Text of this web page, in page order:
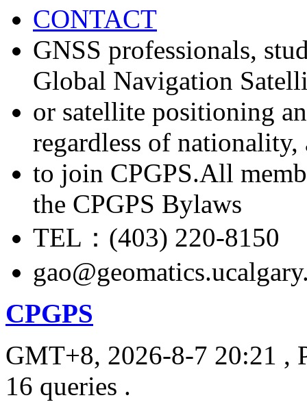
CONTACT
GNSS professionals,
Global Navigation
or satellite positioning
regardless of nationality,
to join CPGPS.All
the CPGPS Bylaws
TEL：(403) 220-8150
CPGPS
GMT+8, 2026-8-7 20:21 ,
16 queries .